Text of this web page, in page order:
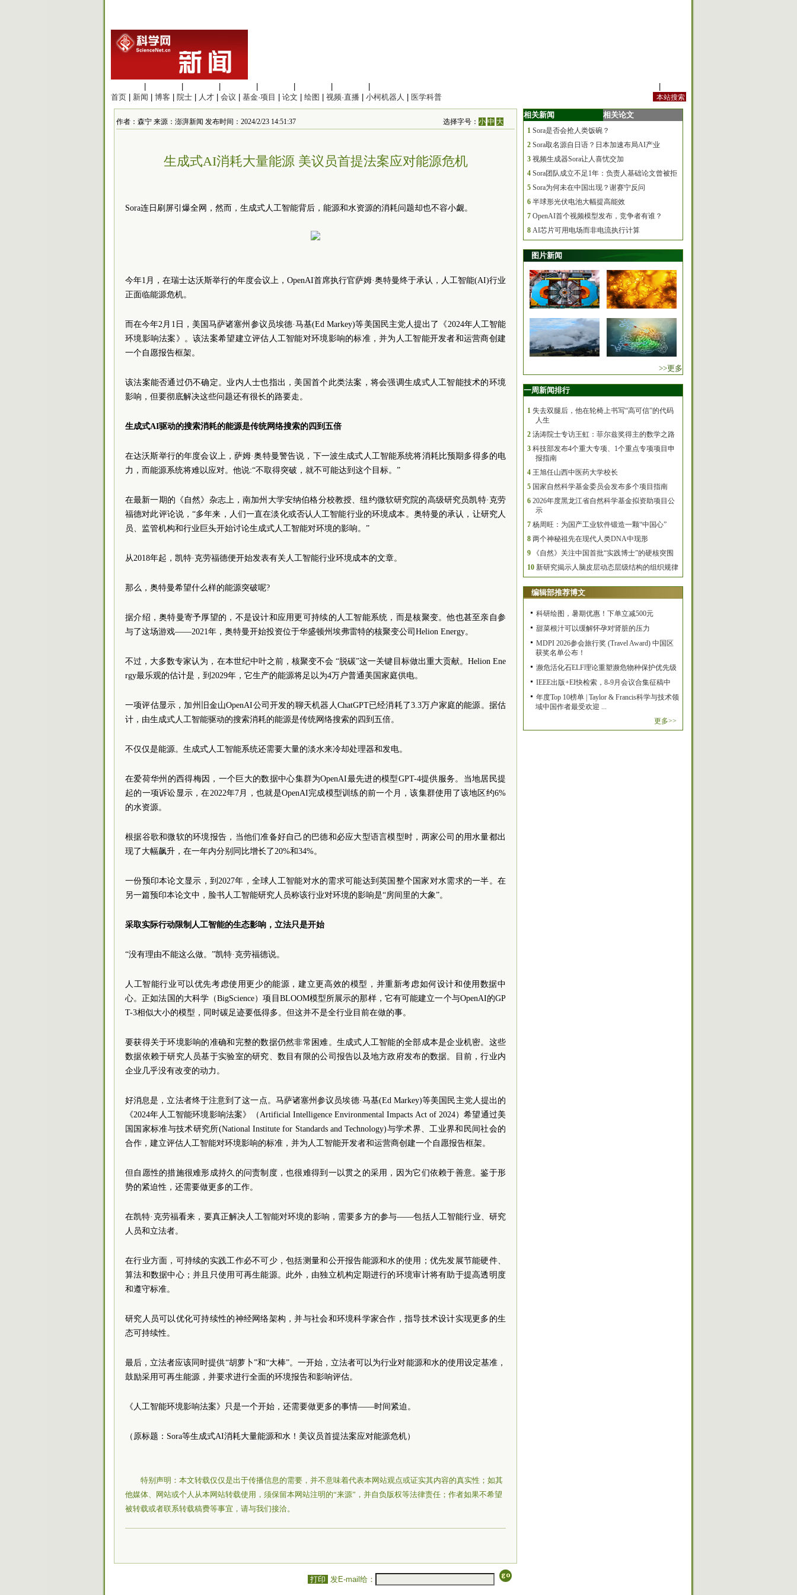
首页
新闻 博客 院士 人才 会议 基金·项目 论文 绘图 视频·直播 小柯机器人 医学科普
作者：森宁 来源：澎湃新闻 发布时间：2024/2/23 14:51:37 选择字号：小 中 大
生成式AI消耗大量能源 美议员首提法案应对能源危机
Sora连日刷屏引爆全网，然而，生成式人工智能背后，能源和水资源的消耗问题却也不容小觑。
今年1月，在瑞士达沃斯举行的年度会议上，OpenAI首席执行官萨姆·奥特曼终于承认，人工智能(AI)行业
正面临能源危机。
而在今年2月1日，美国马萨诸塞州参议员埃德·马基(Ed Markey)等美国民主党人提出了《2024年人工智能
环境影响法案》。该法案希望建立评估人工智能对环境影响的标准，并为人工智能开发者和运营商创建
一个自愿报告框架。
该法案能否通过仍不确定。业内人士也指出，美国首个此类法案，将会强调生成式人工智能技术的环境
影响，但要彻底解决这些问题还有很长的路要走。
生成式AI驱动的搜索消耗的能源是传统网络搜索的四到五倍
在达沃斯举行的年度会议上，萨姆·奥特曼警告说，下一波生成式人工智能系统将消耗比预期多得多的电
力，而能源系统将难以应对。他说:“不取得突破，就不可能达到这个目标。”
在最新一期的《自然》杂志上，南加州大学安纳伯格分校教授、纽约微软研究院的高级研究员凯特·克劳
福德对此评论说，“多年来，人们一直在淡化或否认人工智能行业的环境成本。奥特曼的承认，让研究人
员、监管机构和行业巨头开始讨论生成式人工智能对环境的影响。”
从2018年起，凯特·克劳福德便开始发表有关人工智能行业环境成本的文章。
那么，奥特曼希望什么样的能源突破呢?
据介绍，奥特曼寄予厚望的，不是设计和应用更可持续的人工智能系统，而是核聚变。他也甚至亲自参
与了这场游戏——2021年，奥特曼开始投资位于华盛顿州埃弗雷特的核聚变公司Helion Energy。
不过，大多数专家认为，在本世纪中叶之前，核聚变不会 “脱碳”这一关键目标做出重大贡献。Helion Ene
rgy最乐观的估计是，到2029年，它生产的能源将足以为4万户普通美国家庭供电。
一项评估显示，加州旧金山OpenAI公司开发的聊天机器人ChatGPT已经消耗了3.3万户家庭的能源。据估
计，由生成式人工智能驱动的搜索消耗的能源是传统网络搜索的四到五倍。
不仅仅是能源。生成式人工智能系统还需要大量的淡水来冷却处理器和发电。
在爱荷华州的西得梅因，一个巨大的数据中心集群为OpenAI最先进的模型GPT-4提供服务。当地居民提
起的一项诉讼显示，在2022年7月，也就是OpenAI完成模型训练的前一个月，该集群使用了该地区约6%
的水资源。
根据谷歌和微软的环境报告，当他们准备好自己的巴德和必应大型语言模型时，两家公司的用水量都出
现了大幅飙升，在一年内分别同比增长了20%和34%。
一份预印本论文显示，到2027年，全球人工智能对水的需求可能达到英国整个国家对水需求的一半。在
另一篇预印本论文中，脸书人工智能研究人员称该行业对环境的影响是“房间里的大象”。
采取实际行动限制人工智能的生态影响，立法只是开始
“没有理由不能这么做。”凯特·克劳福德说。
人工智能行业可以优先考虑使用更少的能源，建立更高效的模型，并重新考虑如何设计和使用数据中
心。正如法国的大科学（BigScience）项目BLOOM模型所展示的那样，它有可能建立一个与OpenAI的GP
T-3相似大小的模型，同时碳足迹要低得多。但这并不是全行业目前在做的事。
要获得关于环境影响的准确和完整的数据仍然非常困难。生成式人工智能的全部成本是企业机密。这些
数据依赖于研究人员基于实验室的研究、数目有限的公司报告以及地方政府发布的数据。目前，行业内
企业几乎没有改变的动力。
好消息是，立法者终于注意到了这一点。马萨诸塞州参议员埃德·马基(Ed Markey)等美国民主党人提出的
《2024年人工智能环境影响法案》（Artificial Intelligence Environmental Impacts Act of 2024）希望通过美
国国家标准与技术研究所(National Institute for Standards and Technology)与学术界、工业界和民间社会的
合作，建立评估人工智能对环境影响的标准，并为人工智能开发者和运营商创建一个自愿报告框架。
但自愿性的措施很难形成持久的问责制度，也很难得到一以贯之的采用，因为它们依赖于善意。鉴于形
势的紧迫性，还需要做更多的工作。
在凯特·克劳福看来，要真正解决人工智能对环境的影响，需要多方的参与——包括人工智能行业、研究
人员和立法者。
在行业方面，可持续的实践工作必不可少，包括测量和公开报告能源和水的使用；优先发展节能硬件、
算法和数据中心；并且只使用可再生能源。此外，由独立机构定期进行的环境审计将有助于提高透明度
和遵守标准。
研究人员可以优化可持续性的神经网络架构，并与社会和环境科学家合作，指导技术设计实现更多的生
态可持续性。
最后，立法者应该同时提供“胡萝卜”和“大棒”。一开始，立法者可以为行业对能源和水的使用设定基准，
鼓励采用可再生能源，并要求进行全面的环境报告和影响评估。
《人工智能环境影响法案》只是一个开始，还需要做更多的事情——时间紧迫。
（原标题：Sora等生成式AI消耗大量能源和水！美议员首提法案应对能源危机）
特别声明：本文转载仅仅是出于传播信息的需要，并不意味着代表本网站观点或证实其内容的真实性；如其
他媒体、网站或个人从本网站转载使用，须保留本网站注明的“来源”，并自负版权等法律责任；作者如果不希望
被转载或者联系转载稿费等事宜，请与我们接洽。
打印 发E-mail给：
相关新闻 相关论文
1 Sora是否会抢人类饭碗？
2 Sora取名源自日语？日本加速布局AI产业
3 视频生成器Sora让人喜忧交加
4 Sora团队成立不足1年：负责人基础论文曾被拒
5 Sora为何未在中国出现？谢赛宁反问
6 半球形光伏电池大幅提高能效
7 OpenAI首个视频模型发布，竞争者有谁？
8 AI芯片可用电场而非电流执行计算
图片新闻
>>更多
一周新闻排行
1 失去双腿后，他在轮椅上书写“高可信”的代码
人生
2 汤涛院士专访王虹：菲尔兹奖得主的数学之路
3 科技部发布4个重大专项、1个重点专项项目申
报指南
4 王旭任山西中医药大学校长
5 国家自然科学基金委员会发布多个项目指南
6 2026年度黑龙江省自然科学基金拟资助项目公
示
7 杨周旺：为国产工业软件锻造一颗“中国心”
8 两个神秘祖先在现代人类DNA中现形
9
《自然》关注中国首批“实践博士”的硬核突围
10 新研究揭示人脑皮层动态层级结构的组织规律
编辑部推荐博文
科研绘图，暑期优惠！下单立减500元
甜菜根汁可以缓解怀孕对肾脏的压力
MDPI 2026参会旅行奖 (Travel Award) 中国区
获奖名单公布！
濒危活化石ELF理论重塑濒危物种保护优先级
IEEE出版+EI快检索，8-9月会议合集征稿中
年度Top 10榜单 | Taylor & Francis科学与技术领
域中国作者最受欢迎 ...
更多>>